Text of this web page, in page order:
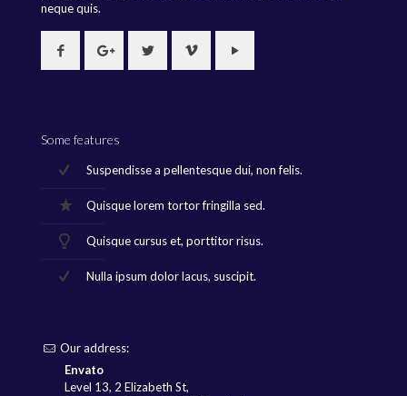
neque quis.
Some features
Suspendisse a pellentesque dui, non felis.
Quisque lorem tortor fringilla sed.
Quisque cursus et, porttitor risus.
Nulla ipsum dolor lacus, suscipit.
Our address:
Envato
Level 13, 2 Elizabeth St,